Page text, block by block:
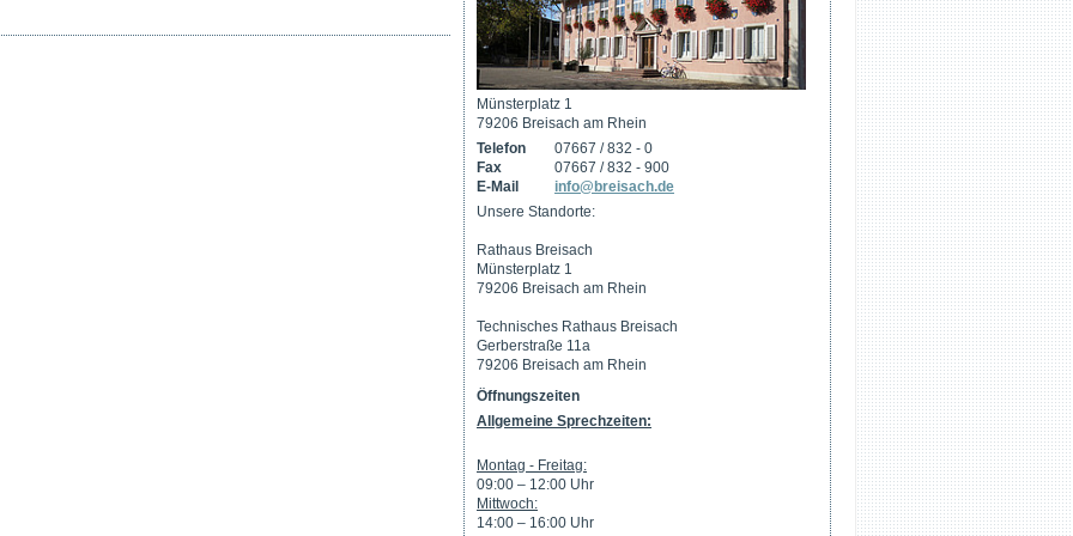
Münsterplatz 1
79206 Breisach am Rhein
Telefon
07667 / 832 - 0
Fax
07667 / 832 - 900
E-Mail
info@breisach.de
Unsere Standorte:
Rathaus Breisach
Münsterplatz 1
79206 Breisach am Rhein
Technisches Rathaus Breisach
Gerberstraße 11a
79206 Breisach am Rhein
Öffnungszeiten
Allgemeine Sprechzeiten:
Montag - Freitag:
09:00 – 12:00 Uhr
Mittwoch:
14:00 – 16:00 Uhr